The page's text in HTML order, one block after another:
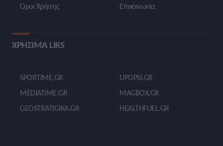
Όροι Χρήσης
Επικοινωνία
ΧΡΗΣΙΜΑ LIKS
SPORTIME.GR
MEDIATIME.GR
GEOSTRATIGIKA.GR
UPOPSI.GR
MAGBOX.GR
HEALTHFUEL.GR